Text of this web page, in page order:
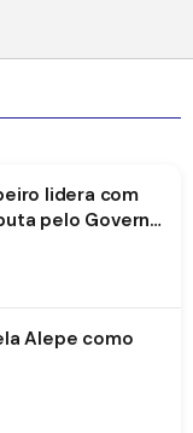
lidera com
pelo Governo
Alepe como